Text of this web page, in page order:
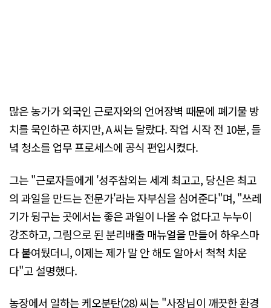
많은 농가가 외국인 근로자와의 언어장벽 때문에 폐기물 방
치를 묵인하곤 하지만, A 씨는 달랐다. 작업 시작 전 10분, 들
녘 청소를 업무 프로세스에 공식 편입시켰다.
그는 "근로자들에게 '성주참외는 세계 최고고, 당신은 최고
의 과일을 만드는 전문가'라는 자부심을 심어준다"며, "쓰레
기가 뒹구는 곳에서는 좋은 과일이 나올 수 없다고 누누이
강조하고, 그림으로 된 분리배출 매뉴얼을 만들어 하우스마
다 붙여뒀더니, 이제는 제가 말 안 해도 알아서 척척 치운
다"고 설명했다.
농장에서 일하는 케오분탄(28) 씨는 "사장님이 깨끗한 환경